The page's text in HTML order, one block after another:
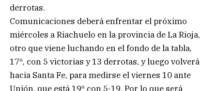
derrotas.
Comunicaciones deberá enfrentar el próximo
miércoles a Riachuelo en la provincia de La Rioja,
otro que viene luchando en el fondo de la tabla,
17º, con 5 victorias y 13 derrotas, y luego volverá
hacia Santa Fe, para medirse el viernes 10 ante
Unión, que está 19º con 5-19. Por lo que será